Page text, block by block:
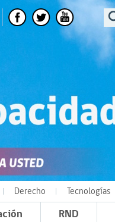
Derecho Tecnologías
RND